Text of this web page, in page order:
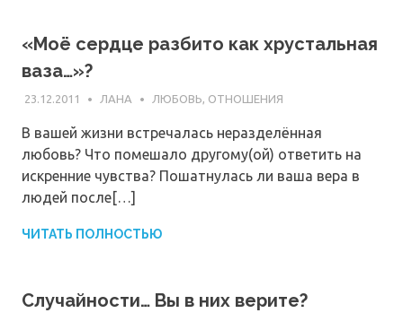
«Моё сердце разбито как хрустальная
ваза…»?
23.12.2011 ЛАНА ЛЮБОВЬ, ОТНОШЕНИЯ
В вашей жизни встречалась неразделённая
любовь? Что помешало другому(ой) ответить на
искренние чувства? Пошатнулась ли ваша вера в
людей после[…]
ЧИТАТЬ ПОЛНОСТЬЮ
Случайности… Вы в них верите?